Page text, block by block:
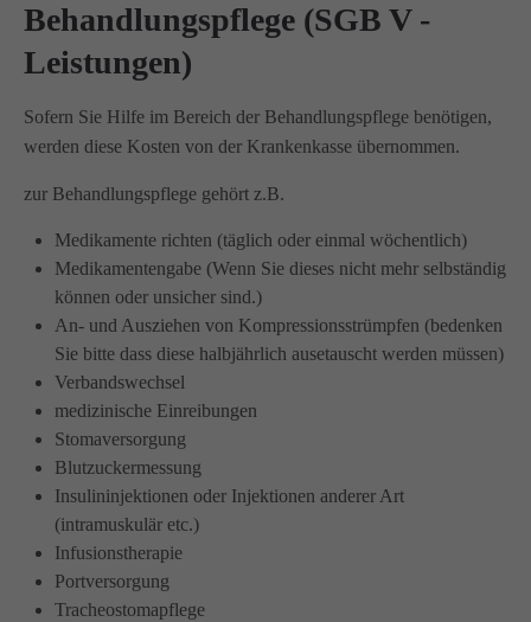
Kontakt
Amicus Pflege GmbH & Co KG
Lipper Weg 11a
45770 Marl
Sie haben Fragen?
02365 955 88 88
Schreiben Sie uns per Email
info@amicus-pflege.de
Behandlungspflege (SGB V -
Leistungen)
Sofern Sie Hilfe im Bereich der Behandlungspflege benötigen,
werden diese Kosten von der Krankenkasse übernommen.
zur Behandlungspflege gehört z.B.
Medikamente richten (täglich oder einmal wöchentlich)
Medikamentengabe (Wenn Sie dieses nicht mehr selbständig
können oder unsicher sind.)
An- und Ausziehen von Kompressionsstrümpfen (bedenken
Sie bitte dass diese halbjährlich ausetauscht werden müssen)
Verbandswechsel
medizinische Einreibungen
Stomaversorgung
Blutzuckermessung
Insulininjektionen oder Injektionen anderer Art
(intramuskulär etc.)
Infusionstherapie
Portversorgung
Tracheostomapflege